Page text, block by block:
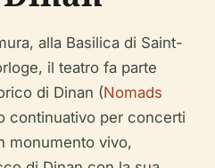
alla Basilica di Saint-
il teatro fa parte
di Dinan (Nomads
continuativo per concerti
monumento vivo,